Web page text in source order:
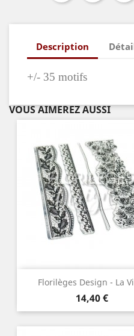
Description
+/- 35 motifs
VOUS AIMEREZ AUSSI
Florilèges Design - La
Prix
14,40 €